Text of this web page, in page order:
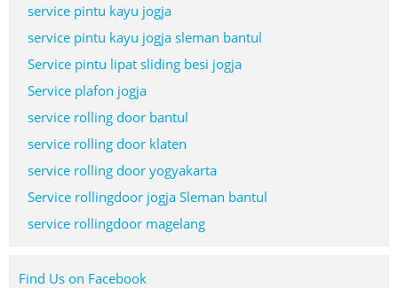
service pintu kayu jogja
service pintu kayu jogja sleman bantul
Service pintu lipat sliding besi jogja
Service plafon jogja
service rolling door bantul
service rolling door klaten
service rolling door yogyakarta
Service rollingdoor jogja Sleman bantul
service rollingdoor magelang
Find Us on Facebook